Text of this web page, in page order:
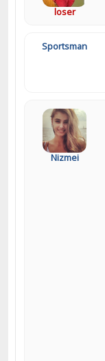
loser
Sportsman
Nizmei